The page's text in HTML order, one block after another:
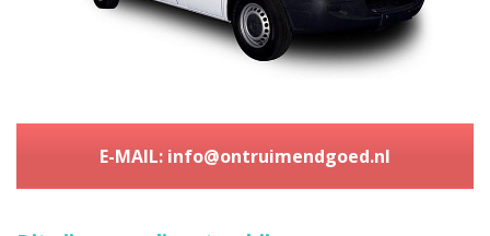
E-MAIL: info@ontruimendgoed.nl